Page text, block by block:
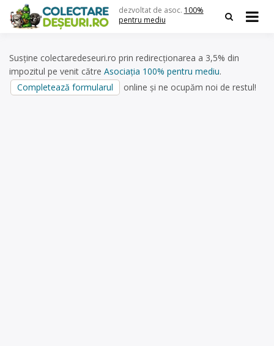
content
dezvoltat de asoc. 100%
pentru mediu
Susține colectaredeseuri.ro prin redirecționarea a 3,5% din
impozitul pe venit către Asociația 100% pentru mediu.
Completează formularul
online și ne ocupăm noi de restul!